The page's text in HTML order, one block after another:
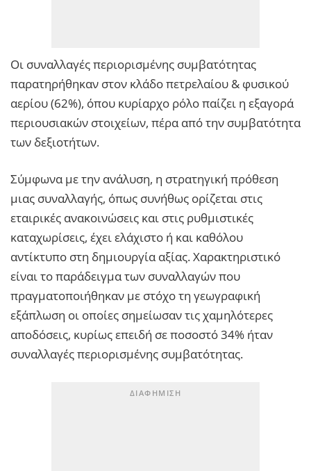
Οι συναλλαγές περιορισμένης συμβατότητας
παρατηρήθηκαν στον κλάδο πετρελαίου & φυσικού
αερίου (62%), όπου κυρίαρχο ρόλο παίζει η εξαγορά
περιουσιακών στοιχείων, πέρα από την συμβατότητα
των δεξιοτήτων.
Σύμφωνα με την ανάλυση, η στρατηγική πρόθεση
μιας συναλλαγής, όπως συνήθως ορίζεται στις
εταιρικές ανακοινώσεις και στις ρυθμιστικές
καταχωρίσεις, έχει ελάχιστο ή και καθόλου
αντίκτυπο στη δημιουργία αξίας. Χαρακτηριστικό
είναι το παράδειγμα των συναλλαγών που
πραγματοποιήθηκαν με στόχο τη γεωγραφική
εξάπλωση οι οποίες σημείωσαν τις χαμηλότερες
αποδόσεις, κυρίως επειδή σε ποσοστό 34% ήταν
συναλλαγές περιορισμένης συμβατότητας.